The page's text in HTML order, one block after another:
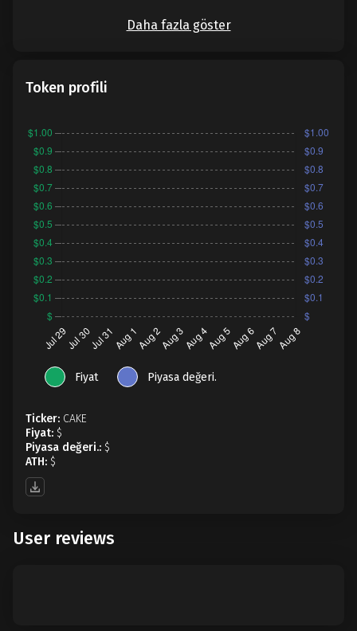
Daha fazla göster
Token profili
Fiyat Piyasa değeri.
Ticker: CAKE
Fiyat: $
Piyasa değeri.: $
ATH: $
User reviews